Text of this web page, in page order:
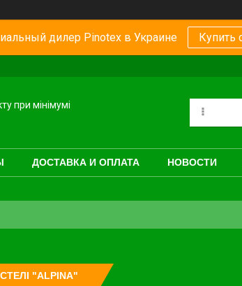
дилер Pinotex в Украине Купить
при мінімумі
ДОСТАВКА И ОПЛАТА НОВОСТИ
"ALPINA"